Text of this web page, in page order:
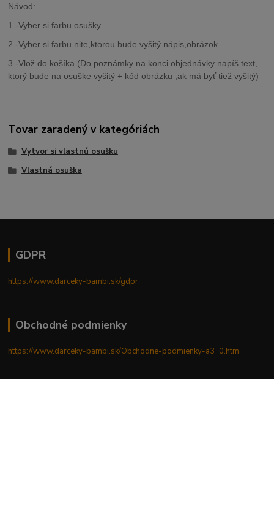
Návod:
1.-Vyber si farbu osušky
2.-Vyber si farbu nite,ktorou bude vyšitý nápis,obrázok
3.-Vlož do košíka (Do poznámky na konci objednávky napíš text,
ktorý bude na osuške vyšitý + kód obrázku ,ak má byť tiež vyšitý)
Tovar zaradený v kategóriách
Vytvor si vlastnú osušku
Vlastná osuška
GDPR
https://www.darceky-bambi.sk/gdpr
Obchodné podmienky
https://www.darceky-bambi.sk/Obchodne-podmienky-a3_0.htm